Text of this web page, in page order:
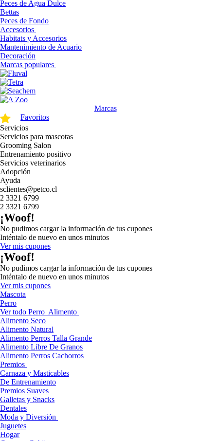
Peces de Agua Dulce
Bettas
Peces de Fondo
Accesorios
Habitats y Accesorios
Mantenimiento de Acuario
Decoración
Marcas populares
Marcas
Favoritos
Servicios
Servicios para mascotas
Grooming Salon
Entrenamiento positivo
Servicios veterinarios
Adopción
Ayuda
sclientes@petco.cl
2 3321 6799
2 3321 6799
¡Woof!
No pudimos cargar la información de tus cupones
Inténtalo de nuevo en unos minutos
Ver mis cupones
¡Woof!
No pudimos cargar la información de tus cupones
Inténtalo de nuevo en unos minutos
Ver mis cupones
Mascota
Perro
Ver todo Perro Alimento
Alimento Seco
Alimento Natural
Alimento Perros Talla Grande
Alimento Libre De Granos
Alimento Perros Cachorros
Premios
Carnaza y Masticables
De Entrenamiento
Premios Suaves
Galletas y Snacks
Dentales
Moda y Diversión
Juguetes
Hogar